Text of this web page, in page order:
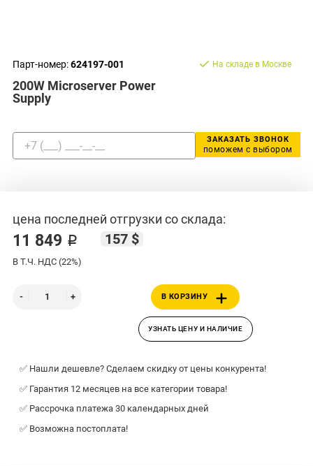
Парт-номер:624197-001
200W Microserver Power
Supply
На складе в Москве
ЗАКАЗАТЬ ЗВОНОК
поможем с выбором
цена последней отгрузки со склада:
11 849 ₽ 157 $
В Т.Ч. НДС (22%)
В КОРЗИНУ
УЗНАТЬ ЦЕНУ И НАЛИЧИЕ
✅ Нашли дешевле? Сделаем скидку от цены конкурента!
✅ Гарантия 12 месяцев на все категории товара!
✅ Рассрочка платежа 30 календарных дней
✅ Возможна постоплата!